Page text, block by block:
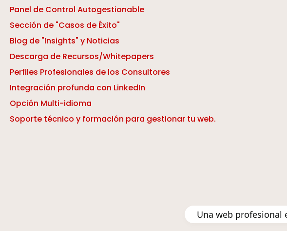
Panel de Control Autogestionable
Sección de "Casos de Éxito"
Blog de "Insights" y Noticias
Descarga de Recursos/Whitepapers
Perfiles Profesionales de los Consultores
Integración profunda con LinkedIn
Opción Multi-idioma
Soporte técnico y formación para gestionar tu web.
Una web profesional